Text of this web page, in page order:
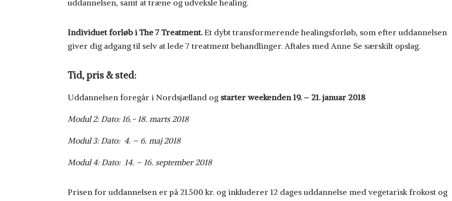
uddannelsen, samt at træne og udveksle healing.
Individuet forløb i The 7 Treatment.Et dybt transformerende healingsforløb, som efter uddannelsen
giver dig adgang til selv at lede 7 treatment behandlinger. Aftales med Anne Se særskilt opslag.
Tid, pris & sted:
Uddannelsen foregår i Nordsjælland og starter weekenden 19. – 21. januar 2018
Modul 2: Dato: 16.- 18. marts 2018
Modul 3: Dato: 4. – 6. maj 2018
Modul 4: Dato: 14. – 16. september 2018
Prisen for uddannelsen er på 21.500 kr. og inkluderer 12 dages uddannelse med vegetarisk frokost og